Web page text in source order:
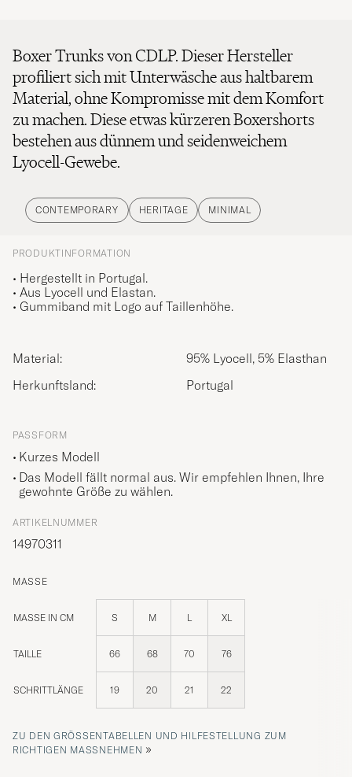
Boxer Trunks von CDLP. Dieser Hersteller
profiliert sich mit Unterwäsche aus haltbarem
Material, ohne Kompromisse mit dem Komfort
zu machen. Diese etwas kürzeren Boxershorts
bestehen aus dünnem und seidenweichem
Lyocell-Gewebe.
CONTEMPORARY HERITAGE MINIMAL
PRODUKTINFORMATION
• Hergestellt in Portugal.
• Aus Lyocell und Elastan.
• Gummiband mit Logo auf Taillenhöhe.
Material:
95% Lyocell, 5% Elasthan
Herkunftsland:
Portugal
PASSFORM
Kurzes Modell
Das Modell fällt normal aus. Wir empfehlen Ihnen, Ihre
gewohnte Größe zu wählen.
ARTIKELNUMMER
14970311
MASSE
MASSE IN CM S M L XL
TAILLE 66 68 70 76
SCHRITTLÄNGE 19 20 21 22
ZU DEN GRÖSSENTABELLEN UND HILFESTELLUNG ZUM R
ICHTIGEN MASSNEHMEN
»